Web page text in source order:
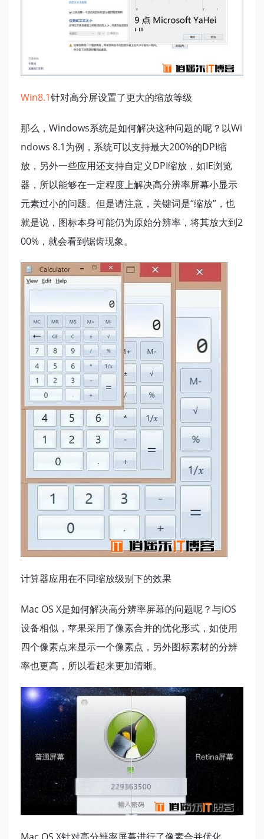
Win8.1针对高分屏设置了更大的缩放等级
那么，Windows系统是如何解决这种问题的呢？以Wi
ndows 8.1为例，系统可以支持最大200%的DPI缩
放，另外一些应用还支持自定义DPI缩放，如IE浏览
器，所以能够在一定程度上解决高分辨率屏幕小显示
元素过小的问题。但是请注意，关键词是“缩放”，也
就是说，图标本身可能仍为原始分辨率，将其放大到2
00%，就会看到锯齿现象。
计算器应用在不同缩放级别下的效果
Mac OS X是如何解决高分辨率屏幕的问题呢？与iOS
设备相似，苹果采用了像素合并的优化形式，如使用
四个像素点来显示一个像素点，另外图标素材的分辨
率也更高，所以看起来更加清晰。